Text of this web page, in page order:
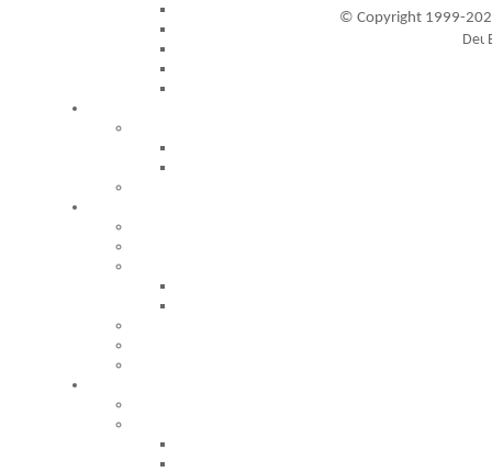
© Copyright 1999-
Besucher seit 20.09.1999: 19448178